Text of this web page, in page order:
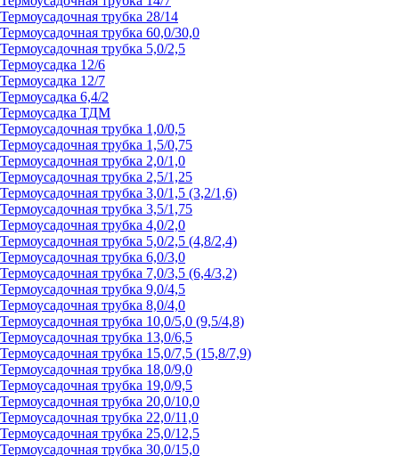
Термоусадочная трубка 28/14
Термоусадочная трубка 60,0/30,0
Термоусадочная трубка 5,0/2,5
Термоусадка 12/6
Термоусадка 12/7
Термоусадка 6,4/2
Термоусадка ТДМ
Термоусадочная трубка 1,0/0,5
Термоусадочная трубка 1,5/0,75
Термоусадочная трубка 2,0/1,0
Термоусадочная трубка 2,5/1,25
Термоусадочная трубка 3,0/1,5 (3,2/1,6)
Термоусадочная трубка 3,5/1,75
Термоусадочная трубка 4,0/2,0
Термоусадочная трубка 5,0/2,5 (4,8/2,4)
Термоусадочная трубка 6,0/3,0
Термоусадочная трубка 7,0/3,5 (6,4/3,2)
Термоусадочная трубка 9,0/4,5
Термоусадочная трубка 8,0/4,0
Термоусадочная трубка 10,0/5,0 (9,5/4,8)
Термоусадочная трубка 13,0/6,5
Термоусадочная трубка 15,0/7,5 (15,8/7,9)
Термоусадочная трубка 18,0/9,0
Термоусадочная трубка 19,0/9,5
Термоусадочная трубка 20,0/10,0
Термоусадочная трубка 22,0/11,0
Термоусадочная трубка 25,0/12,5
Термоусадочная трубка 30,0/15,0